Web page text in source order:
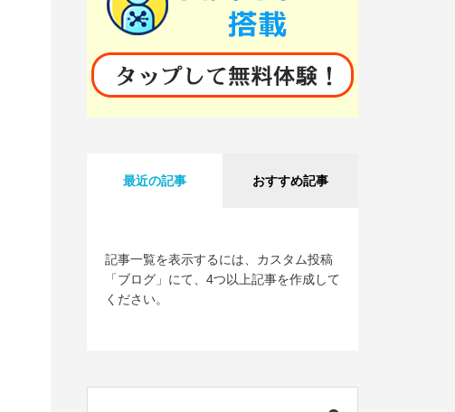
最近の記事 おすすめ記事
記事一覧を表示するには、カスタム投稿
「ブログ」にて、4つ以上記事を作成して
ください。